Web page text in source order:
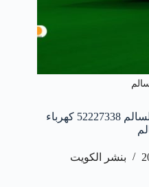
رقم خدمة بنشر ضاحية علي صباح السالم 52227338 كهرباء
بنشر الكويت